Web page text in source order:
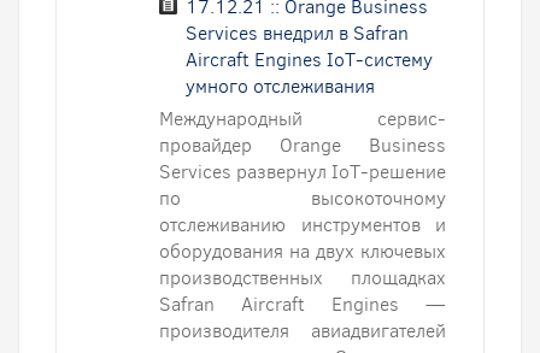
17.12.21 :: Orange Business
Services внедрил в Safran
Aircraft Engines IoT-систему
умного отслеживания
Международный сервис-
провайдер Orange Business
Services развернул IoT-решение
по высокоточному
отслеживанию инструментов и
оборудования на двух ключевых
производственных площадках
Safran Aircraft Engines —
производителя авиадвигателей